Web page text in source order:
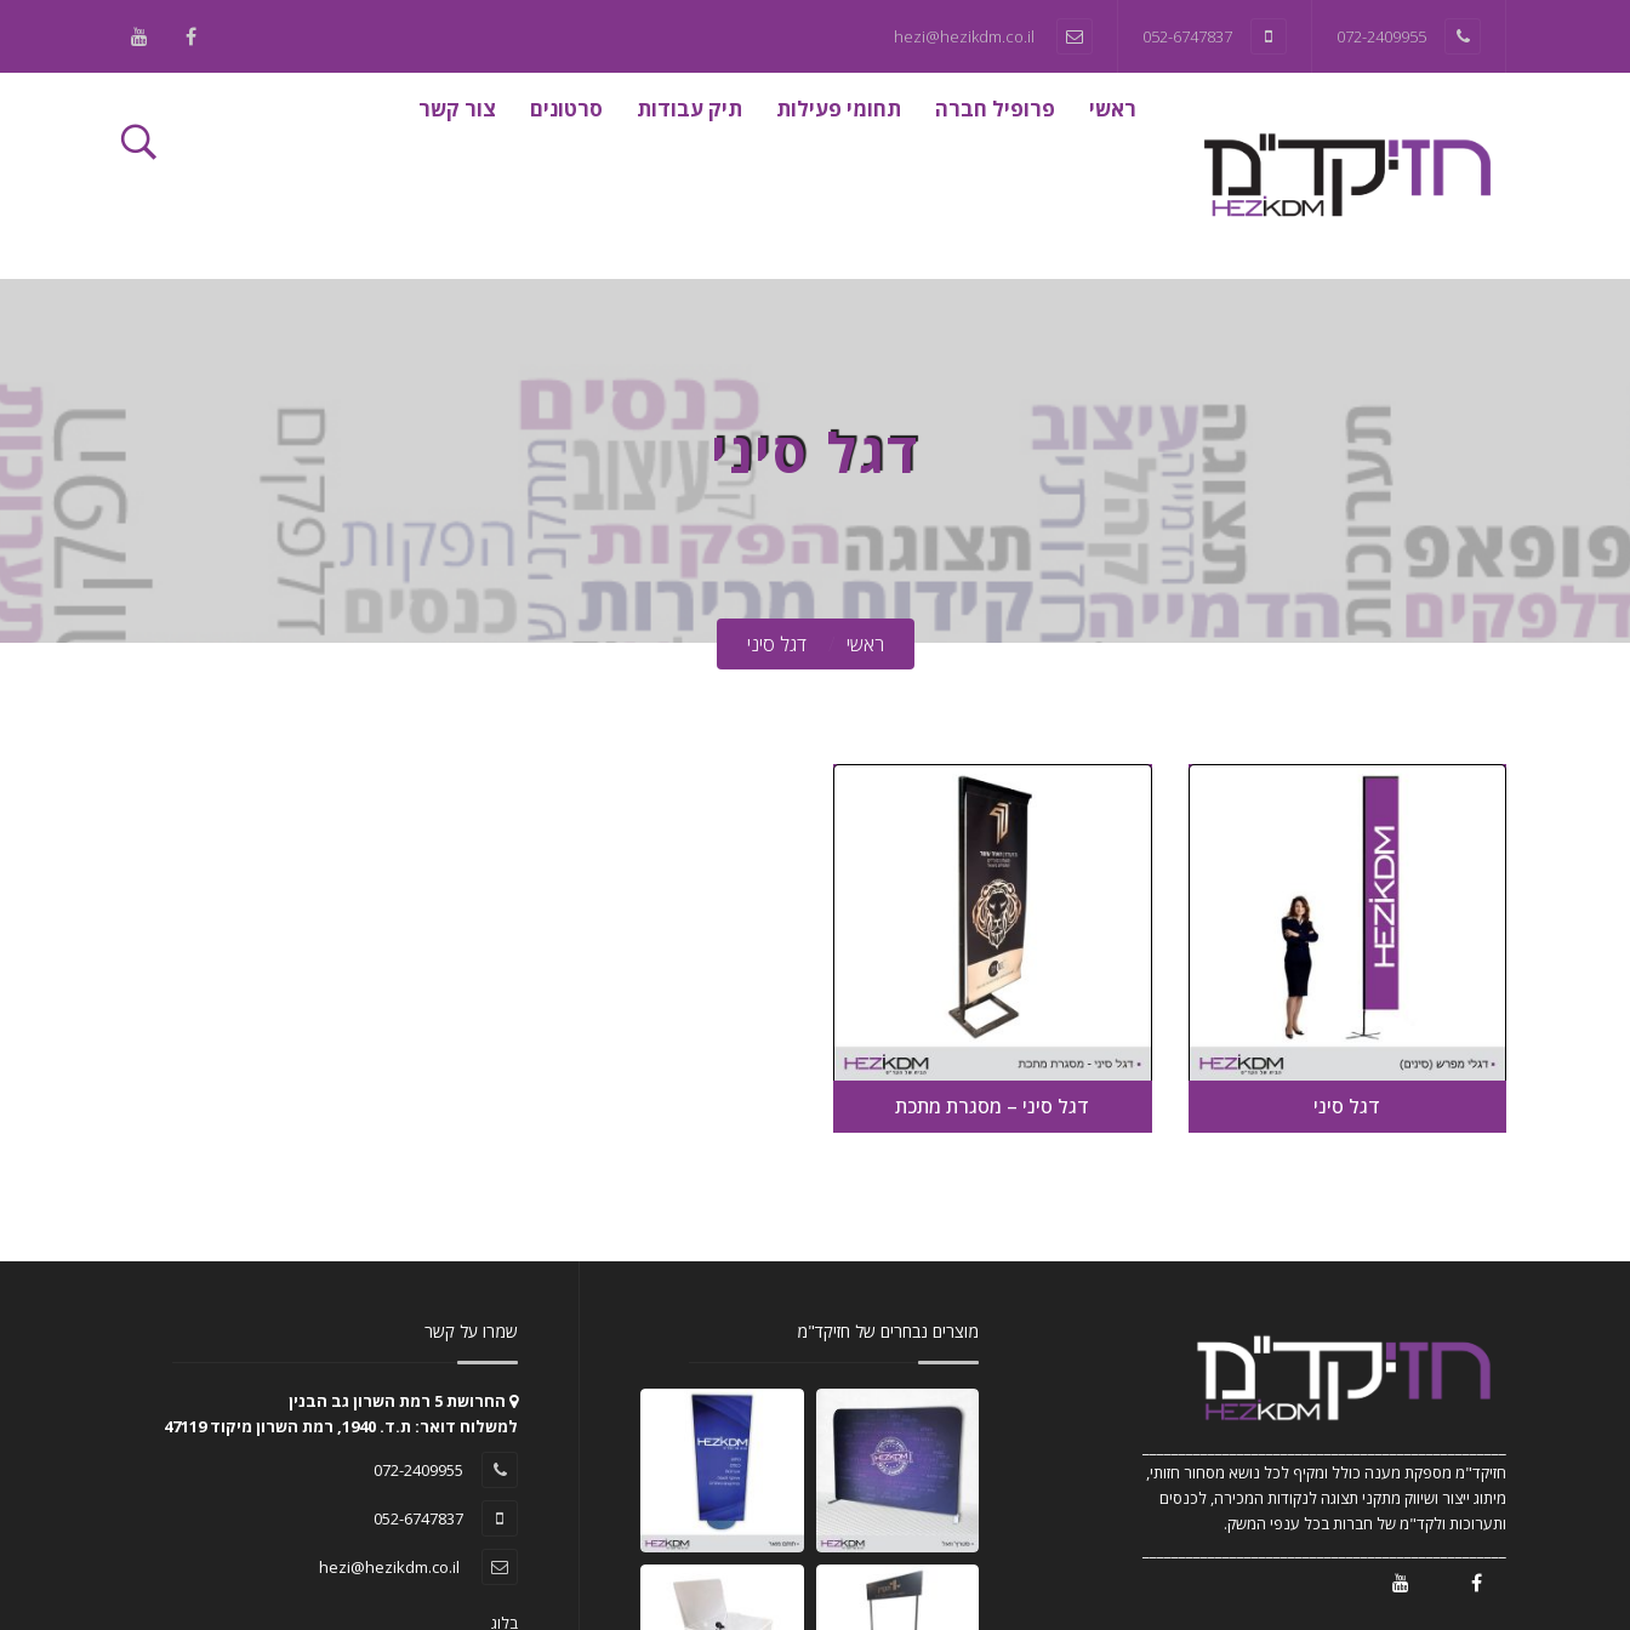
072-2409955
052-6747837
ראשי פרופיל חברה תחומי פעילות תיק עבודות סרטונים צור קשר
דגל סיני
ראשי דגל סיני
דגל סיני דגל סיני – מסגרת מתכת
חזיקד"מ מספקת מענה כולל ומקיף לכל נושא מסחור חזותי,
מיתוג ייצור ושיווק מתקני תצוגה לנקודות המכירה, לכנסים
ותערוכות ולקד"מ של חברות בכל ענפי המשק.
מוצרים נבחרים של חזיקד"מ שמרו על קשר
החרושת 5 רמת השרון גב הבנין
למשלוח דואר: ת.ד. 1940, רמת השרון מיקוד 47119
072-2409955
052-6747837
בלוג